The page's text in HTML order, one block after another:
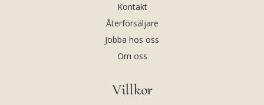
Kontakt
Återförsäljare
Jobba hos oss
Om oss
Villkor